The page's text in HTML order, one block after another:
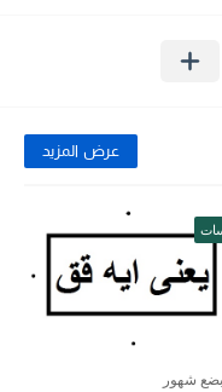
عرض المزيد
شهور